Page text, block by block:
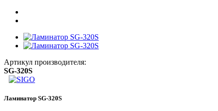
Артикул производителя:
SG-320S
Ламинатор SG-320S